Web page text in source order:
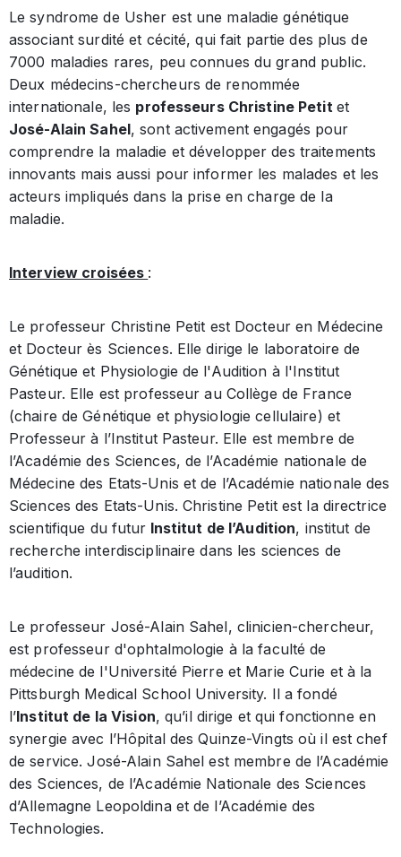
Le syndrome de Usher est une maladie génétique
associant surdité et cécité, qui fait partie des plus de
7000 maladies rares, peu connues du grand public.
Deux médecins-chercheurs de renommée
internationale, les professeurs Christine Petit et
José-Alain Sahel, sont activement engagés pour
comprendre la maladie et développer des traitements
innovants mais aussi pour informer les malades et les
acteurs impliqués dans la prise en charge de la
maladie.
Interview croisées :
Le professeur Christine Petit est Docteur en Médecine
et Docteur ès Sciences. Elle dirige le laboratoire de
Génétique et Physiologie de l'Audition à l'Institut
Pasteur. Elle est professeur au Collège de France
(chaire de Génétique et physiologie cellulaire) et
Professeur à l’Institut Pasteur. Elle est membre de
l’Académie des Sciences, de l’Académie nationale de
Médecine des Etats-Unis et de l’Académie nationale des
Sciences des Etats-Unis. Christine Petit est la directrice
scientifique du futur Institut de l’Audition, institut de
recherche interdisciplinaire dans les sciences de
l’audition.
Le professeur José-Alain Sahel, clinicien-chercheur,
est professeur d'ophtalmologie à la faculté de
médecine de l'Université Pierre et Marie Curie et à la
Pittsburgh Medical School University. Il a fondé
l’Institut de la Vision, qu’il dirige et qui fonctionne en
synergie avec l’Hôpital des Quinze-Vingts où il est chef
de service. José-Alain Sahel est membre de l’Académie
des Sciences, de l’Académie Nationale des Sciences
d’Allemagne Leopoldina et de l’Académie des
Technologies.